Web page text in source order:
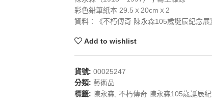
彩色鉛筆紙本 29.5ｘ20cmｘ2
資料：《不朽傳奇 陳永森105歲誕辰紀念
Add to wishlist
貨號: 00025247
分類: 藝術品
標籤: 陳永森 不朽傳奇 陳永森105歲誕辰